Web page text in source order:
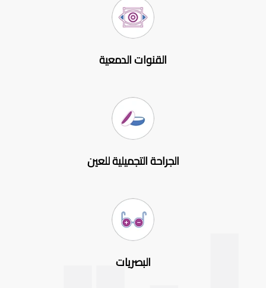
القنوات الدمعية
الجراحة التجميلية للعين
البصريات